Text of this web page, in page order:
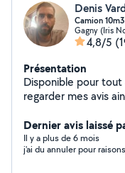
Denis
Camion 10m3
Gagny (Iris
4,8/5
Présentation
Disponible pour tout vos
regarder mes avis
Dernier avis laissé
Il y a plus de 6 mois
j'ai du annuler pour